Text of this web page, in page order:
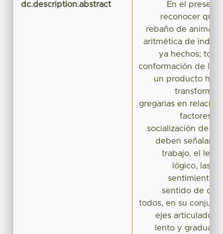
dc.description.abstract
En el
reconocer que
rebaño de
aritmética de
ya hechos;
conformación de la
un producto
gregarias en
factores
socialización de
deben
trabajo, el
lógico, las
sentimientos
sentido de
todos, en su
ejes
lento y gradual,